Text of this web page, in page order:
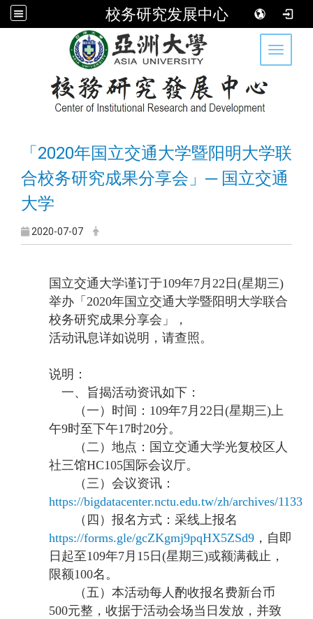
校务研究发展中心
Toggle
「2020年国立交通大学暨阳明大学联
合校务研究成果分享会」─ 国立交通
大学
2020-07-07
国立交通大学谨订于109年7月 22 日 (星期三)
举办「 2020年国立交通大学暨阳明大学联合
校务研究成果分享会」，
活动讯息详如说明， 请查照。
说明：
一、旨揭活动资讯如下：
（一）时间： 109年7月 22 日 (星期三)上
午9时至下午17时20分。
（二）地点：国立交通大学光复校区人
社三馆HC105国际会议厅。
（三）会议资讯：
https://bigdatacenter.nctu.edu.tw/zh/archives/1133
（四）报名方式：采线上报名
https://forms.gle/gcZKgmj9pqHX5ZSd9 ，自即
日起至109年7月 15 日 (星期三)或额满截止，
限额100名。
（五）本活动每人酌收报名费新台币
500元整，收据于活动会场当日发放，并致